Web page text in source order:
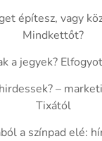
építesz, vagy
Mindkettőt?
a jegyek?
–
Tixától
a színpad elé: